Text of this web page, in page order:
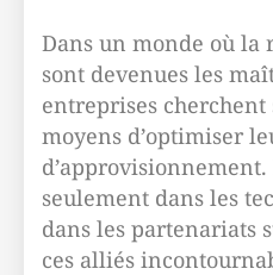
Dans un monde où la
sont devenues les
entreprises cherchent
moyens d’optimiser
seulement dans les
dans les partenariats
ces alliés